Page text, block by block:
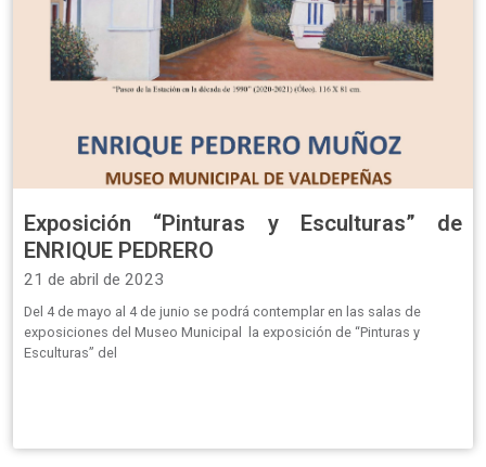
Exposición “Pinturas y Esculturas” de
ENRIQUE PEDRERO
21 de abril de 2023
Del 4 de mayo al 4 de junio se podrá contemplar en las salas de
exposiciones del Museo Municipal la exposición de “Pinturas y
Esculturas” del